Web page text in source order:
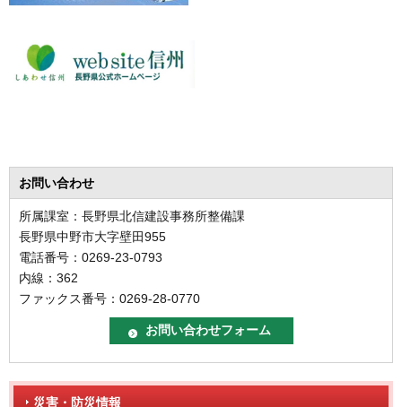
お問い合わせ
所属課室：長野県北信建設事務所整備課
長野県中野市大字壁田955
電話番号：0269-23-0793
内線：362
ファックス番号：0269-28-0770
災害・防災情報